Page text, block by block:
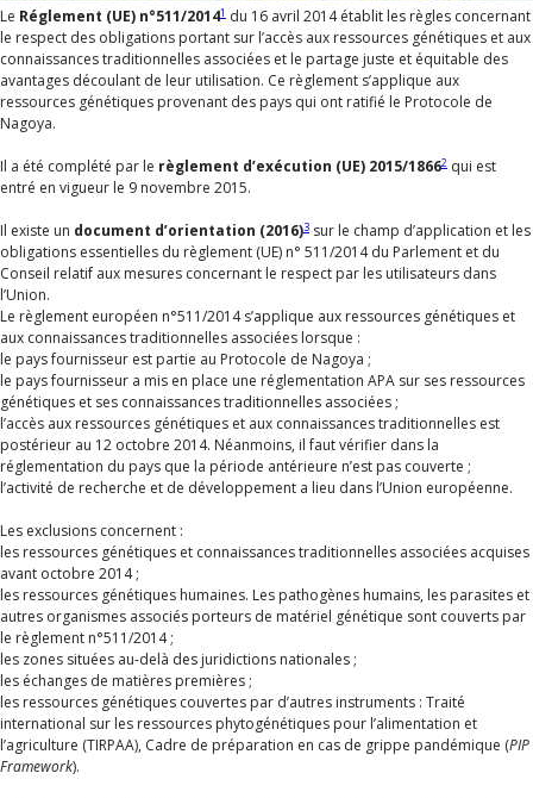
Le Réglement (UE) n°511/20141 du 16 avril 2014 établit les règles concernant
le respect des obligations portant sur l’accès aux ressources génétiques et aux
connaissances traditionnelles associées et le partage juste et équitable des
avantages découlant de leur utilisation. Ce règlement s’applique aux
ressources génétiques provenant des pays qui ont ratifié le Protocole de
Nagoya.
Il a été complété par le règlement d’exécution (UE) 2015/18662 qui est
entré en vigueur le 9 novembre 2015.
Il existe un document d’orientation (2016)3 sur le champ d’application et les
obligations essentielles du règlement (UE) n° 511/2014 du Parlement et du
Conseil relatif aux mesures concernant le respect par les utilisateurs dans
l’Union.
Le règlement européen n°511/2014 s’applique aux ressources génétiques et
aux connaissances traditionnelles associées lorsque :
le pays fournisseur est partie au Protocole de Nagoya ;
le pays fournisseur a mis en place une réglementation APA sur ses ressources
génétiques et ses connaissances traditionnelles associées ;
l’accès aux ressources génétiques et aux connaissances traditionnelles est
postérieur au 12 octobre 2014. Néanmoins, il faut vérifier dans la
réglementation du pays que la période antérieure n’est pas couverte ;
l’activité de recherche et de développement a lieu dans l’Union européenne.
Les exclusions concernent :
les ressources génétiques et connaissances traditionnelles associées acquises
avant octobre 2014 ;
les ressources génétiques humaines. Les pathogènes humains, les parasites et
autres organismes associés porteurs de matériel génétique sont couverts par
le règlement n°511/2014 ;
les zones situées au-delà des juridictions nationales ;
les échanges de matières premières ;
les ressources génétiques couvertes par d’autres instruments : Traité
international sur les ressources phytogénétiques pour l’alimentation et
l’agriculture (TIRPAA), Cadre de préparation en cas de grippe pandémique (PIP
Framework).